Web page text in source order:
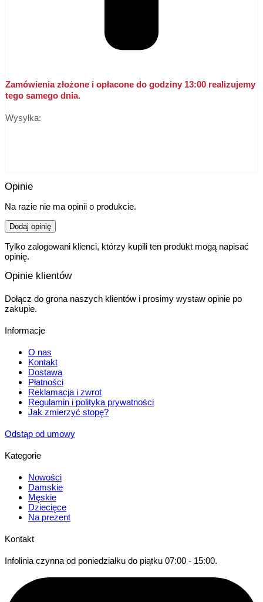
Zamówienia złożone i opłacone do godziny 13:00 realizujemy
tego samego dnia.
Wysyłka:
Opinie
Na razie nie ma opinii o produkcie.
Dodaj opinię
Tylko zalogowani klienci, którzy kupili ten produkt mogą napisać
opinię.
Opinie klientów
Dołącz do grona naszych klientów i prosimy wystaw opinie po
zakupie.
Informacje
O nas
Kontakt
Dostawa
Płatności
Reklamacja i zwrot
Regulamin i polityka prywatności
Jak zmierzyć stopę?
Odstąp od umowy
Kategorie
Nowości
Damskie
Męskie
Dziecięce
Na prezent
Kontakt
Infolinia czynna od poniedziałku do piątku 07:00 - 15:00.